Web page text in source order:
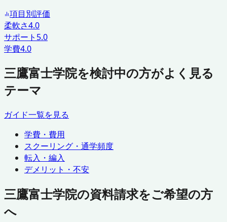
項目別評価
柔軟さ4.0
サポート 5.0
学費4.0
三鷹富士学院を検討中の方がよく見る
テーマ
ガイド一覧を見る
学費・費用
スクーリング・通学頻度
転入・編入
デメリット・不安
三鷹富士学院の資料請求をご希望の方
へ